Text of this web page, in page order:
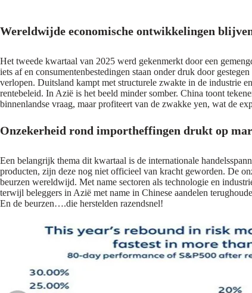
Wereldwijde economische ontwikkelingen
Het tweede kwartaal van 2025 werd gekenmerkt door een
iets af en consumentenbestedingen staan onder druk door
verlopen. Duitsland kampt met structurele zwakte in de industrie
rentebeleid. In Azië is het beeld minder somber. China toont
binnenlandse vraag, maar profiteert van de zwakke yen, wat de
Onzekerheid rond importheffingen drukt op
Een belangrijk thema dit kwartaal is de internationale
producten, zijn deze nog niet officieel van kracht geworden. De
beurzen wereldwijd. Met name sectoren als technologie en
terwijl beleggers in Azië met name in Chinese aandelen
En de beurzen….die herstelden razendsnel!